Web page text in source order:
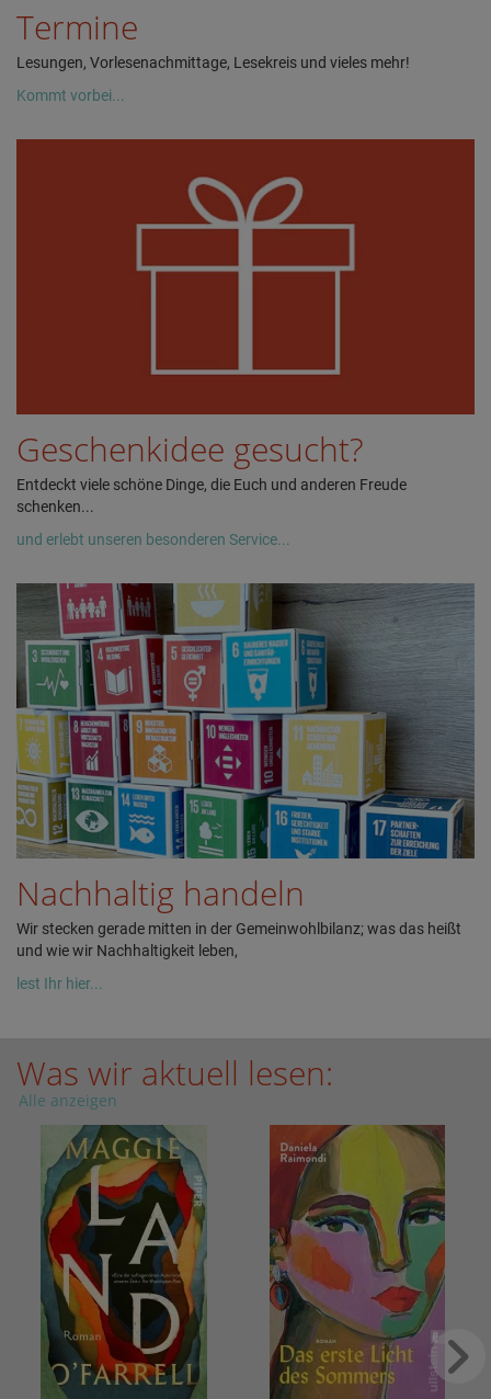
Termine
Lesungen, Vorlesenachmittage, Lesekreis und vieles mehr!
Kommt vorbei...
Geschenkidee gesucht?
Entdeckt viele schöne Dinge, die Euch und anderen Freude
schenken...
und erlebt unseren besonderen Service...
Nachhaltig handeln
Wir stecken gerade mitten in der Gemeinwohlbilanz; was das heißt
und wie wir Nachhaltigkeit leben,
lest Ihr hier...
Was wir aktuell lesen:
Alle anzeigen